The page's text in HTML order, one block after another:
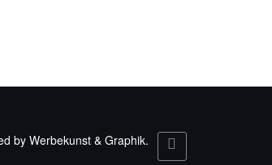
by Werbekunst & Graphik.